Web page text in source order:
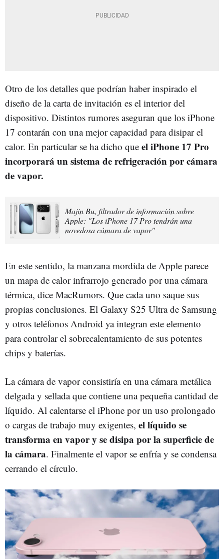
Otro de los detalles que podrían haber inspirado el
diseño de la carta de invitación es el interior del
dispositivo. Distintos rumores aseguran que los iPhone
17 contarán con una mejor capacidad para disipar el
calor. En particular se ha dicho que el iPhone 17 Pro
incorporará un sistema de refrigeración por cámara
de vapor.
Majin Bu, filtrador de información sobre
Apple: "Los iPhone 17 Pro tendrán una
novedosa cámara de vapor"
En este sentido, la manzana mordida de Apple parece
un mapa de calor infrarrojo generado por una cámara
térmica, dice MacRumors. Que cada uno saque sus
propias conclusiones. El Galaxy S25 Ultra de Samsung
y otros teléfonos Android ya integran este elemento
para controlar el sobrecalentamiento de sus potentes
chips y baterías.
La cámara de vapor consistiría en una cámara metálica
delgada y sellada que contiene una pequeña cantidad de
líquido. Al calentarse el iPhone por un uso prolongado
o cargas de trabajo muy exigentes, el líquido se
transforma en vapor y se disipa por la superficie de
la cámara. Finalmente el vapor se enfría y se condensa
cerrando el círculo.